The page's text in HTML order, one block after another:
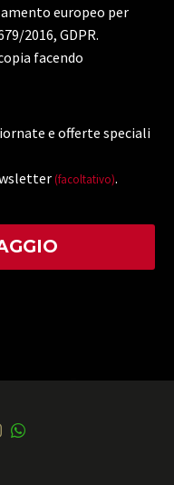
europeo per
2016, GDPR.
facendo
e offerte speciali
(facoltativo).